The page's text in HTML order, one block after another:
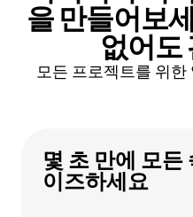
을 만들어보
없어도
모든 프로젝트를 위한
몇 초 만에 모든
이즈하세요